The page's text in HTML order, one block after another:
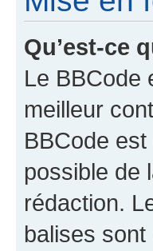
Qu’est-ce
Le BBCode
meilleur
BBCode
possible de
rédaction.
balises